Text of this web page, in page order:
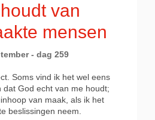
van
mensen
- dag 259
Soms vind ik het wel eens
dat God echt van me houdt;
van maak, als ik het
beslissingen neem.